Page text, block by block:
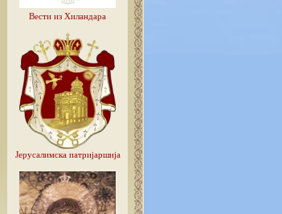
Вести из Хиландара
Јерусалимска патријаршија